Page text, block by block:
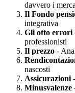
davvero i
Il Fondo
integrativa
Gli otto errori
professionisti
Il prezzo -
nascosti
Assicurazioni-
Minusvalenze